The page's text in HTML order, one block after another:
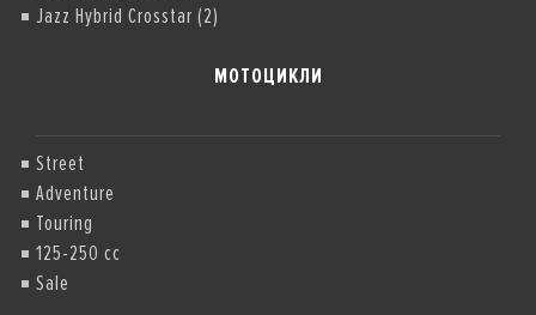
Jazz Hybrid Crosstar (2)
МОТОЦИКЛИ
Street
Adventure
Touring
125-250 cc
Sale